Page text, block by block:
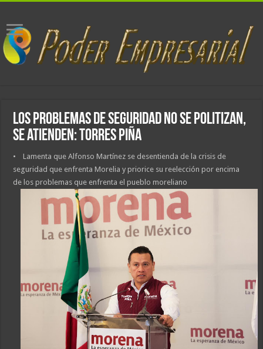
Los problemas de seguridad no se politizan,
se atienden: Torres Piña
• Lamenta que Alfonso Martínez se desentienda de la crisis de
seguridad que enfrenta Morelia y priorice su reelección por encima
de los problemas que enfrenta el pueblo moreliano